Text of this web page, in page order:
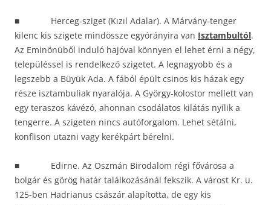
■ Herceg-sziget (Kızıl Adalar). A Márvány-tenger
kilenc kis szigete mindössze egyórányira van Isztambultól.
Az Eminönüből induló hajóval könnyen el lehet érni a négy,
településsel is rendelkező szigetet. A legnagyobb és a
legszebb a Büyük Ada. A fából épült csinos kis házak egy
része isztambuliak nyaralója. A György-kolostor mellett van
egy teraszos kávézó, ahonnan csodálatos kilátás nyílik a
tengerre. A szigeten nincs autóforgalom. Lehet sétálni,
konflison utazni vagy kerékpárt bérelni.
■ Edirne. Az Oszmán Birodalom régi fővárosa a
bolgár és görög határ találkozásánál fekszik. A várost Kr. u.
125-ben Hadrianus császár alapította, de egy kis